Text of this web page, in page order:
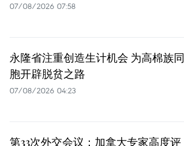
07/08/2026 07:58
永隆省注重创造生计机会 为高棉族同
胞开辟脱贫之路
07/08/2026 04:23
第33次外交会议：加拿大专家高度评